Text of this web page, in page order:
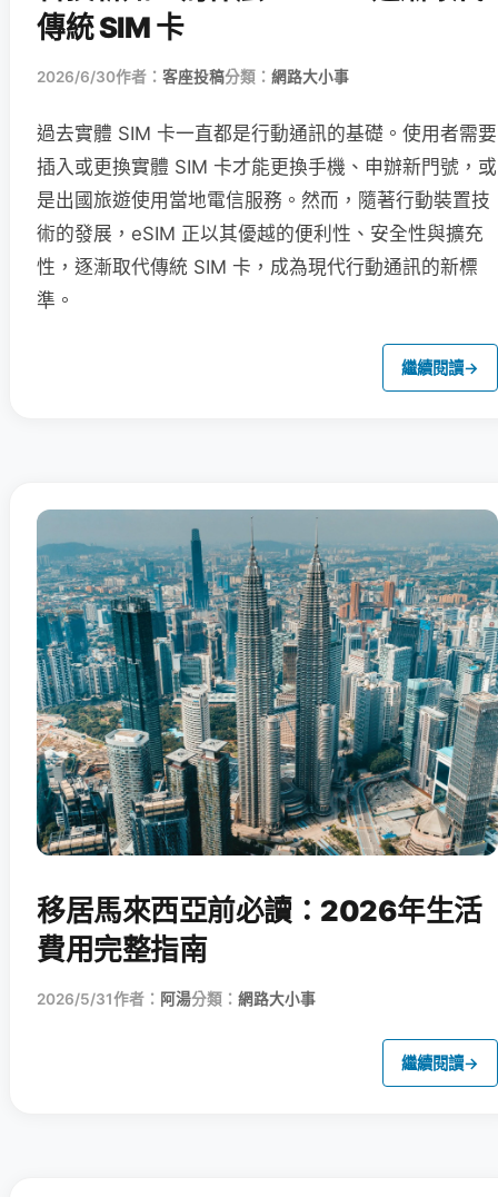
傳統 SIM 卡
2026/6/30作者： 客座投稿分類： 網路大小事
過去實體 SIM 卡一直都是行動通訊的基礎。使用者需要
插入或更換實體 SIM 卡才能更換手機、申辦新門號，或
是出國旅遊使用當地電信服務。然而，隨著行動裝置技
術的發展，eSIM 正以其優越的便利性、安全性與擴充
性，逐漸取代傳統 SIM 卡，成為現代行動通訊的新標
準。
繼續閱讀→
移居馬來西亞前必讀：2026年生活
費用完整指南
2026/5/31作者： 阿湯分類： 網路大小事
繼續閱讀→